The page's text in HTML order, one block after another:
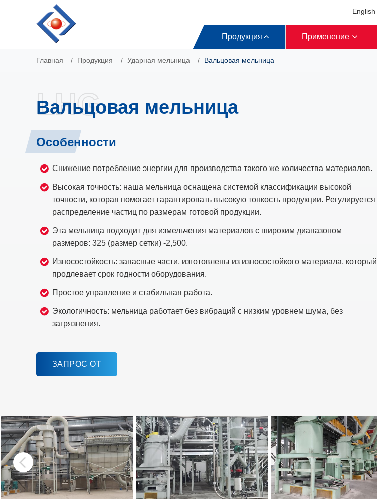
English
Продукция Применение
Главная Продукция Ударная мельница Вальцовая мельница
LHG
Вальцовая мельница
Особенности
Снижение потребление энергии для производства такого же количества материалов.
Высокая точность: наша мельница оснащена системой классификации высокой
точности, которая помогает гарантировать высокую тонкость продукции. Регулируется
распределение частиц по размерам готовой продукции.
Эта мельница подходит для измельчения материалов с широким диапазоном
размеров: 325 (размер сетки) -2,500.
Износостойкость: запасные части, изготовлены из износостойкого материала, который
продлевает срок годности оборудования.
Простое управление и стабильная работа.
Экологичность: мельница работает без вибраций с низким уровнем шума, без
загрязнения.
ЗАПРОС ОТ